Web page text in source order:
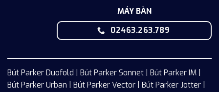
MÁY BÀN
02463.263.789
Bút Parker Duofold | Bút Parker Sonnet | Bút Parker IM |
Bút Parker Urban | Bút Parker Vector | Bút Parker Jotter |